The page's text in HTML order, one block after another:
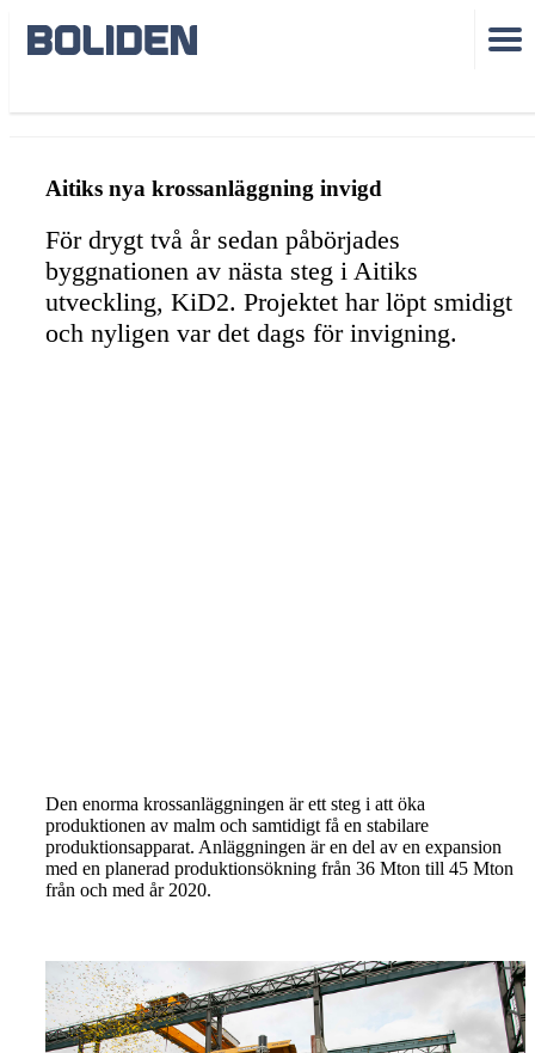
Aitiks nya krossanläggning invigd
För drygt två år sedan påbörjades
byggnationen av nästa steg i Aitiks
utveckling, KiD2. Projektet har löpt smidigt
och nyligen var det dags för invigning.
Den enorma krossanläggningen är ett steg i att öka
produktionen av malm och samtidigt få en stabilare
produktionsapparat. Anläggningen är en del av en expansion
med en planerad produktionsökning från 36 Mton till 45 Mton
från och med år 2020.